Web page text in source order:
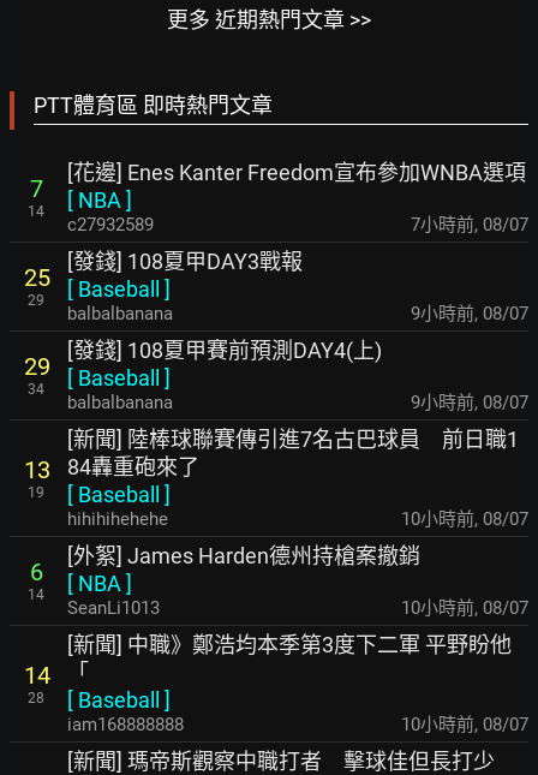
更多 近期熱門文章 >>
PTT體育區 即時熱門文章
7
14
[花邊] Enes Kanter Freedom宣布參加WNBA選項
[ NBA ]
c27932589 7小時前, 08/07
25
29
[發錢] 108夏甲DAY3戰報
[ Baseball ]
balbalbanana 9小時前, 08/07
29
34
[發錢] 108夏甲賽前預測DAY4(上)
[ Baseball ]
balbalbanana 9小時前, 08/07
13
19
[新聞] 陸棒球聯賽傳引進7名古巴球員 前日職1
84轟重砲來了
[ Baseball ]
hihihihehehe 10小時前, 08/07
6
14
[外絮] James Harden德州持槍案撤銷
[ NBA ]
SeanLi1013 10小時前, 08/07
14
28
[新聞] 中職》鄭浩均本季第3度下二軍 平野盼他
「
[ Baseball ]
iam168888888 10小時前, 08/07
[新聞] 瑪帝斯觀察中職打者 擊球佳但長打少